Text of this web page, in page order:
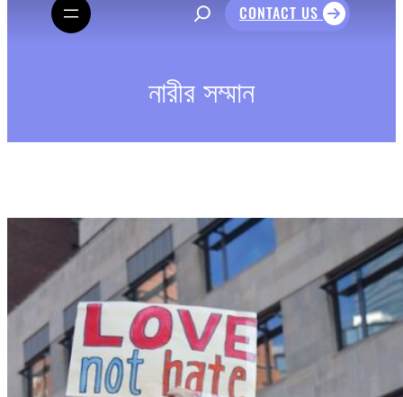
h
CONTACT US
নারীর সম্মান